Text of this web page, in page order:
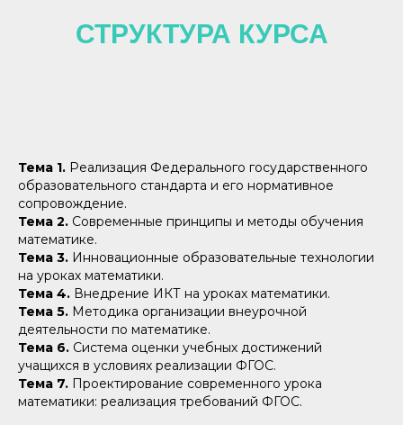
СТРУКТУРА КУРСА
Тема 1. Реализация Федерального государственного
образовательного стандарта и его нормативное
сопровождение.
Тема 2. Современные принципы и методы обучения
математике.
Тема 3. Инновационные образовательные технологии
на уроках математики.
Тема 4. Внедрение ИКТ на уроках математики.
Тема 5. Методика организации внеурочной
деятельности по математике.
Тема 6. Система оценки учебных достижений
учащихся в условиях реализации ФГОС.
Тема 7. Проектирование современного урока
математики: реализация требований ФГОС.